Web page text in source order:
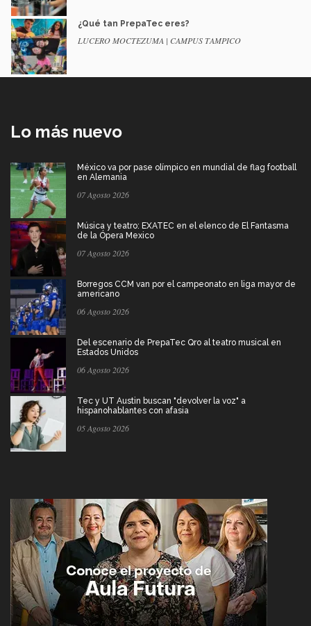
¿Qué tan PrepaTec eres?
LUCERO MOCTEZUMA | CAMPUS TAMPICO
Lo más nuevo
México va por pase olímpico en mundial de flag football
en Alemania
07 Agosto 2026
Música y teatro: EXATEC en el elenco de El Fantasma
de la Ópera Mexico
07 Agosto 2026
Borregos CCM van por el campeonato en liga mayor de
americano
06 Agosto 2026
Del escenario de PrepaTec Qro al teatro musical en
Estados Unidos
06 Agosto 2026
Tec y UT Austin buscan "devolver la voz" a
hispanohablantes con afasia
05 Agosto 2026